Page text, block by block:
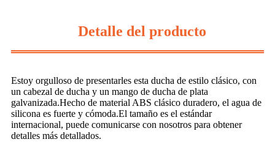
Detalle del producto
Estoy orgulloso de presentarles esta ducha de estilo clásico, con
un cabezal de ducha y un mango de ducha de plata
galvanizada.Hecho de material ABS clásico duradero, el agua de
silicona es fuerte y cómoda.El tamaño es el estándar
internacional, puede comunicarse con nosotros para obtener
detalles más detallados.